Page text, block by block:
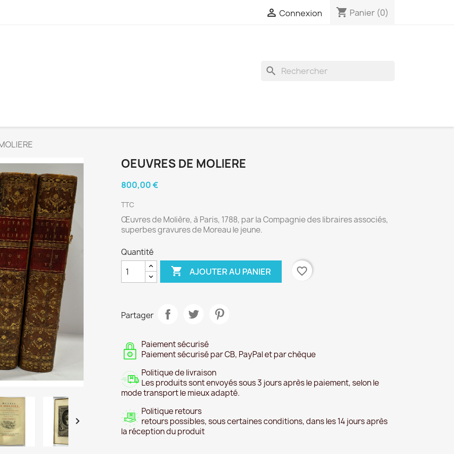
 Connexion shopping_cart Panier (0)
search

OEUVRES DE MOLIERE
800,00 €
TTC
Œuvres de Molière, à Paris, 1788, par la Compagnie des libraires associés,
superbes gravures de Moreau le jeune.
Quantité
 AJOUTER AU PANIER favorite_border
Partager
Paiement sécurisé
Paiement sécurisé par CB, PayPal et par chèque
Politique de livraison
Les produits sont envoyés sous 3 jours après le paiement, selon le
mode transport le mieux adapté.
Politique retours
retours possibles, sous certaines conditions, dans les 14 jours après
la réception du produit